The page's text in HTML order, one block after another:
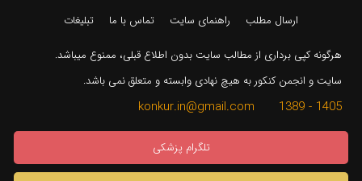
ارسال مطلب راهنمای سایت تماس با ما تبلیغات
هرگونه کپی برداری از مطالب سایت بدون اطلاع قبلی، ممنوع میباشد.
سایت و انجمن کنکور به هیچ نهادی وابسته و متعلق نمی باشد.
1405 - 1389 konkur.in@gmail.com
تلگرام پزشکی